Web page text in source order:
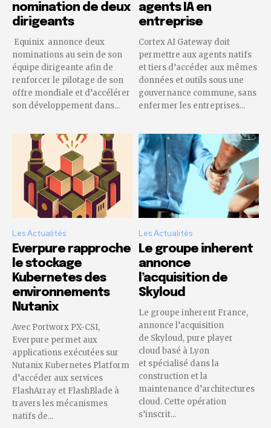
nomination de deux
dirigeants
Equinix annonce deux
nominations au sein de son
équipe dirigeante afin de
renforcer le pilotage de son
offre mondiale et d’accélérer
son développement dans...
agents IA en
entreprise
Cortex AI Gateway doit
permettre aux agents natifs
et tiers d’accéder aux mêmes
données et outils sous une
gouvernance commune, sans
enfermer les entreprises...
Les Actualités
Everpure rapproche
le stockage
Kubernetes des
environnements
Nutanix
Avec Portworx PX-CSI,
Everpure permet aux
applications exécutées sur
Nutanix Kubernetes Platform
d’accéder aux services
FlashArray et FlashBlade à
travers les mécanismes
natifs de...
Les Actualités
Le groupe inherent
annonce
l’acquisition de
Skyloud
Le groupe inherent France,
annonce l’acquisition
de Skyloud, pure player
cloud basé à Lyon
et spécialisé dans la
construction et la
maintenance d’architectures
cloud. Cette opération
s’inscrit...